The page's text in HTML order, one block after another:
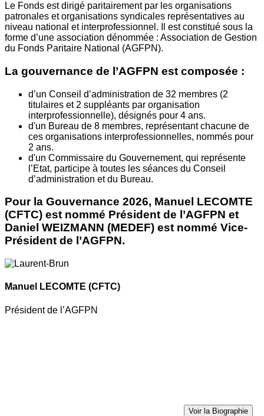
Le Fonds est dirigé paritairement par les organisations
patronales et organisations syndicales représentatives au
niveau national et interprofessionnel. Il est constitué sous la
forme d’une association dénommée : Association de Gestion
du Fonds Paritaire National (AGFPN).
La gouvernance de l’AGFPN est composée :
d’un Conseil d’administration de 32 membres (2
titulaires et 2 suppléants par organisation
interprofessionnelle), désignés pour 4 ans.
d'un Bureau de 8 membres, représentant chacune de
ces organisations interprofessionnelles, nommés pour
2 ans.
d'un Commissaire du Gouvernement, qui représente
l’Etat, participe à toutes les séances du Conseil
d’administration et du Bureau.
Pour la Gouvernance 2026, Manuel LECOMTE
(CFTC) est nommé Président de l’AGFPN et
Daniel WEIZMANN (MEDEF) est nommé Vice-
Président de l’AGFPN.
Manuel LECOMTE (CFTC)
Président de l’AGFPN
Voir la Biographie